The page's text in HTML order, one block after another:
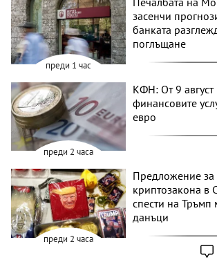
преди 1 час
засенчи
банката
поглъщане
преди 2 часа
КФН: От 9 август
финансовите
евро
преди 2 часа
Предложение за
криптозакона
спести на
данъци